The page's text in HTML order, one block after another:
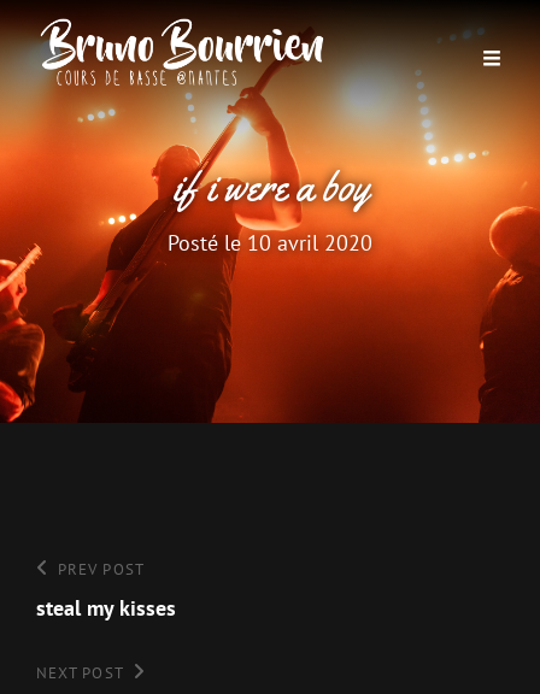
if i were a boy
Posté le10 avril 2020
Navigation
de
l’article
Previous
Post
PREV POST
steal my kisses
Next
NEXT POST